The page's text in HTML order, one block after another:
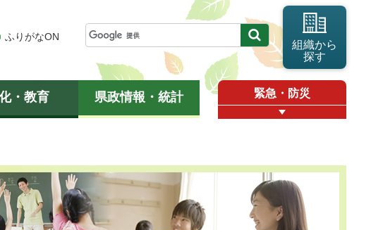
ふりがなON
組織から
探す
・教育 県政情報・統計 緊急・防災